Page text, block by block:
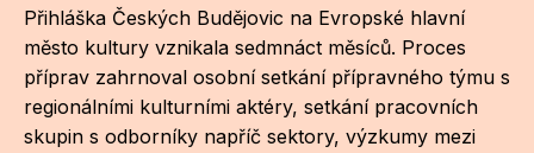
Přihláška Českých Budějovic na Evropské hlavní
město kultury vznikala sedmnáct měsíců. Proces
příprav zahrnoval osobní setkání přípravného týmu s
regionálními kulturními aktéry, setkání pracovních
skupin s odborníky napříč sektory, výzkumy mezi